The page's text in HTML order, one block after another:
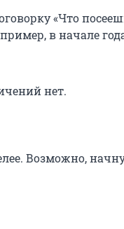
«Что
в начале
нет.
Возможно,